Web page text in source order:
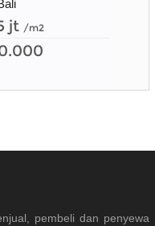
jt /m2
pembeli dan penyewa